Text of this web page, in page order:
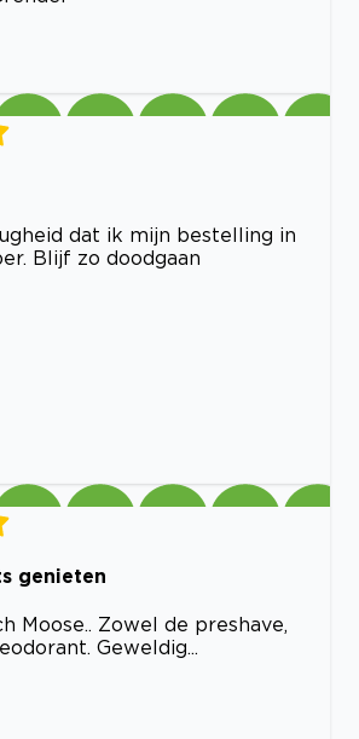
dat ik mijn bestelling in
Blijf zo doodgaan
genieten
Moose.. Zowel de preshave,
Geweldig...